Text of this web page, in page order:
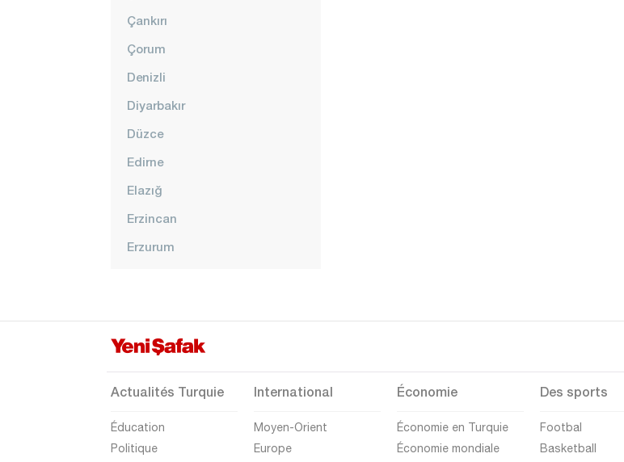
Çankırı
Çorum
Denizli
Diyarbakır
Düzce
Edirne
Elazığ
Erzincan
Erzurum
Gümüşhane
Hakkari
Iğdır
Actualités Turquie
Éducation
Politique
International
Moyen-Orient
Europe
Économie
Économie en Turquie
Économie mondiale
Des sports
Footbal
Basketball